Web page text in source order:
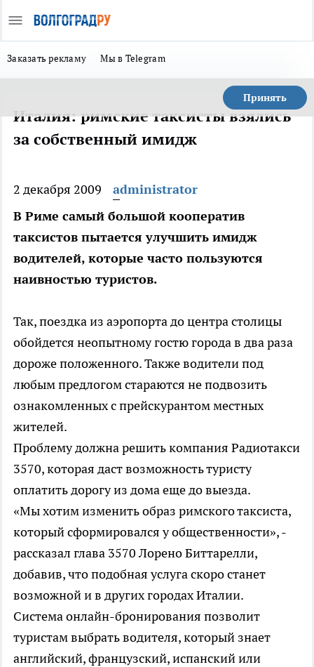
Заказать рекламу Мы в Telegram
Принять
Италия: римские таксисты взялись
за собственный имидж
2 декабря 2009
administrator
В Риме самый большой кооператив
таксистов пытается улучшить имидж
водителей, которые часто пользуются
наивностью туристов.
Так, поездка из аэропорта до центра столицы
обойдется неопытному гостю города в два раза
дороже положенного. Также водители под
любым предлогом стараются не подвозить
ознакомленных с прейскурантом местных
жителей.
Проблему должна решить компания Радиотакси
3570, которая даст возможность туристу
оплатить дорогу из дома еще до выезда.
«Мы хотим изменить образ римского таксиста,
который сформировался у общественности», -
рассказал глава 3570 Лорено Биттарелли,
добавив, что подобная услуга скоро станет
возможной и в других городах Италии.
Система онлайн-бронирования позволит
туристам выбрать водителя, который знает
английский, французский, испанский или